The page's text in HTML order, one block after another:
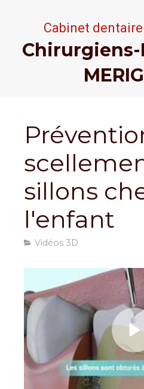
Cabinet dentaire
sillons
l'enfant
Vidéos 3D